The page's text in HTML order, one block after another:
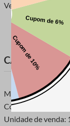
Vermelho, Azul,
Marca: Luli
Composição: Cabo
Unidade de venda: